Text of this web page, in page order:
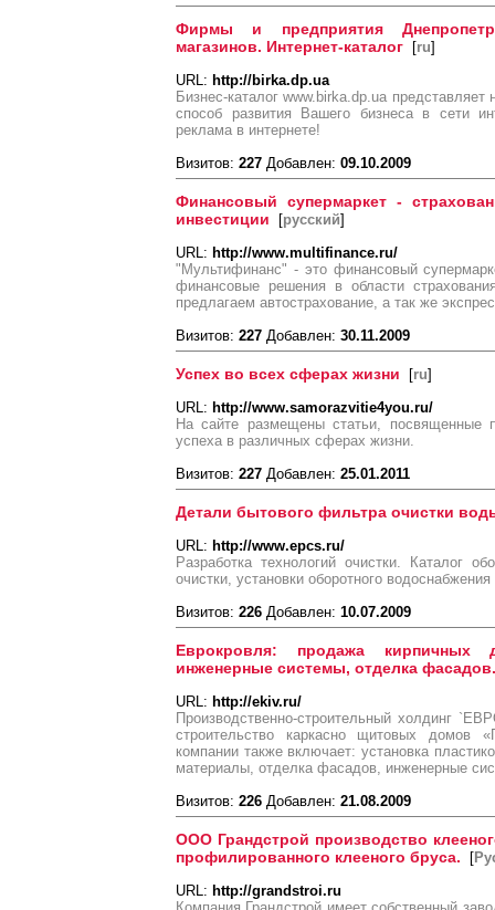
Фирмы и предприятия
магазинов. Интернет-каталог [ru]
URL: http://birka.dp.ua
Бизнес-каталог www.birka.dp.ua
способ развития Вашего бизнеса в сети
реклама в интернете!
Визитов: 227 Добавлен: 09.10.2009
Финансовый супермаркет -
инвестиции [русский]
URL: http://www.multifinance.ru/
"Мультифинанс" - это финансовый
финансовые решения в области
предлагаем автострахование, а так же
Визитов: 227 Добавлен: 30.11.2009
Успех во всех сферах жизни [ru]
URL: http://www.samorazvitie4you.ru/
На сайте размещены статьи, посвященные
успеха в различных сферах жизни.
Визитов: 227 Добавлен: 25.01.2011
Детали бытового фильтра очистки
URL: http://www.epcs.ru/
Разработка технологий очистки. Каталог
очистки, установки оборотного
Визитов: 226 Добавлен: 10.07.2009
Еврокровля: продажа кирпичных
инженерные системы, отделка фасадов.
URL: http://ekiv.ru/
Производственно-строительный холдинг
строительство каркасно щитовых домов
компании также включает: установка
материалы, отделка фасадов, инженерные
Визитов: 226 Добавлен: 21.08.2009
ООО Грандстрой производство
профилированного клееного бруса. [
URL: http://grandstroi.ru